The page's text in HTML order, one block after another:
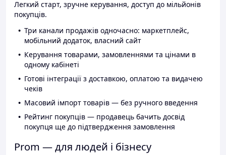
Легкий старт, зручне керування, доступ до мільйонів
покупців.
Три канали продажів одночасно: маркетплейс,
мобільний додаток, власний сайт
Керування товарами, замовленнями та цінами в
одному кабінеті
Готові інтеграції з доставкою, оплатою та видачею
чеків
Масовий імпорт товарів — без ручного введення
Рейтинг покупців — продавець бачить досвід
покупця ще до підтвердження замовлення
Prom — для людей і бізнесу